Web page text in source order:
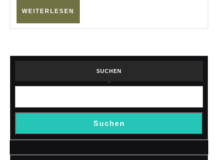
WEITERLESEN
SUCHEN
Suchen